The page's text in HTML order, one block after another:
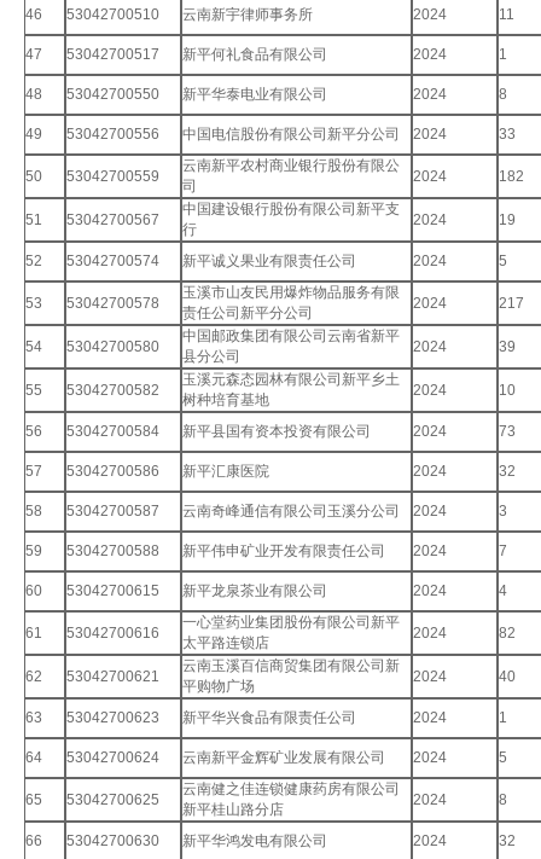
46 53042700510 云南新宇律师事务所 2024 11
47 53042700517 新平何礼食品有限公司 2024 1
48 53042700550 新平华泰电业有限公司 2024 8
49 53042700556 中国电信股份有限公司新平分公司 2024 33
50 53042700559
云南新平农村商业银行股份有限公
司
2024 182
51 53042700567
中国建设银行股份有限公司新平支
行
2024 19
52 53042700574 新平诚义果业有限责任公司 2024 5
53 53042700578
玉溪市山友民用爆炸物品服务有限
责任公司新平分公司
2024 217
54 53042700580
中国邮政集团有限公司云南省新平
县分公司
2024 39
55 53042700582
玉溪元森态园林有限公司新平乡土
树种培育基地
2024 10
56 53042700584 新平县国有资本投资有限公司 2024 73
57 53042700586 新平汇康医院 2024 32
58 53042700587 云南奇峰通信有限公司玉溪分公司 2024 3
59 53042700588 新平伟申矿业开发有限责任公司 2024 7
60 53042700615 新平龙泉茶业有限公司 2024 4
61 53042700616
一心堂药业集团股份有限公司新平
太平路连锁店
2024 82
62 53042700621
云南玉溪百信商贸集团有限公司新
平购物广场
2024 40
63 53042700623 新平华兴食品有限责任公司 2024 1
64 53042700624 云南新平金辉矿业发展有限公司 2024 5
65 53042700625
云南健之佳连锁健康药房有限公司
新平桂山路分店
2024 8
66 53042700630 新平华鸿发电有限公司 2024 32